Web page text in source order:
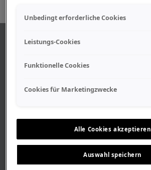
Geschäftszeiten
Stellenangebote
Geschichte
Unbedingt erforderliche Cookies
Leistungs-Cookies
Funktionelle Cookies
Cookies für Marketingzwecke
Alle Cookies akzeptieren
Auswahl speichern